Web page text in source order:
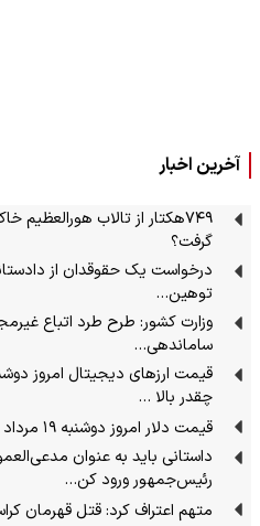
آخرین اخبار
۷۴۹هکتار از تالاب
گرفت؟
درخواست یک حقوقدان از
توهین…
وزارت کشور: طرح طرد اتباع
ساماندهی…
چقدر بالا …
قیمت دلار امروز دوشنبه ۱۹ مرداد ۱۴۰۵ / دلار بازار آزاد چقدر شد؟
داستانی باید به عنوان
رئیس‌جمهور ورود کن…
متهم اعتراف کرد: قتل قهرمان